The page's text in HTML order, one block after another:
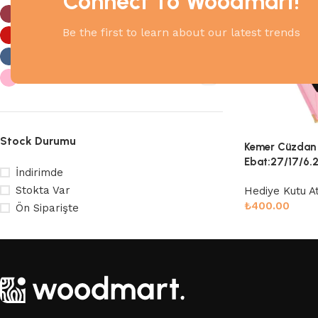
Be the first to learn about our latest trends
1
Stock Durumu
İndirimde
Stokta Var
Ön Siparişte
Kemer
Ebat:27/17/
Hediye Kutu
₺400.00